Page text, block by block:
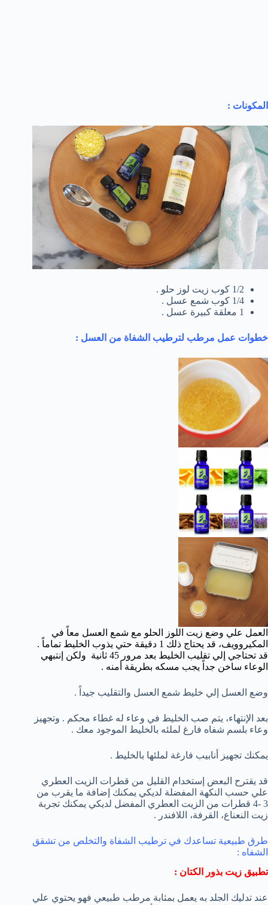
المكونات :
1/2 كوب زيت لوز حلو .
1/4 كوب شمع عسل .
1 معلقة كبيرة عسل .
خطوات عمل مرطب لترطيب الشفاة من العسل :
العمل علي وضع زيت اللوز الحلو مع شمع العسل معاً في
المكيروويف، قد يحتاج ذلك 1 دقيقة حتي يذوب الخليط تماماً .
قد تحتاجي إلي تقليب الخليط بعد مرور 45 ثانية ولكن إنتبهي
الوعاء ساخن جداً يجب مسكه بطريقة أمنه .
وضع العسل إلي خليط شمع العسل والتقليب جيداً .
بعد الإنتهاء، يتم صب الخليط في وعاء له غطاء محكم . وتجهيز
وعاء بلسم شفاه فارغ لملئه بالخليط الموجود معك .
يمكنك تجهيز أنابيب فارغة لملئها بالخليط .
قد يقترح البعض إستخدام القليل من قطرات الزيت العطري
علي حسب النكهة المفضلة لديكي يمكنك إضافة ما يقرب من
3 -4 قطرات من الزيت العطري المفضل لديكي يمكنك تجربة
زيت النعناع، القرفة، اللافندر .
طرق طبيعية تساعدك في ترطيب الشفاة والتخلص من تشقق
الشفاه :
تطبيق زيت بذور الكتان :
عند تدليك الجلد به يعمل بمثابة مرطب طبيعي فهو يحتوي علي